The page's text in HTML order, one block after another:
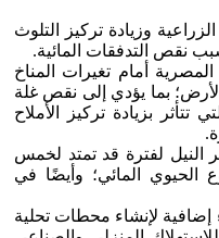
وزيادة تركيز التلوث
نقص التدفقات المائية.
أمام تغيرات المناخ
بما يؤدي إلى نقص غلة
تتأثر بزيادة تركيز الأملاح
النيل لفترة قد تمتد لخمس
المائي؛ وأيضًا في
إضافية لإنشاء محطات تحلية